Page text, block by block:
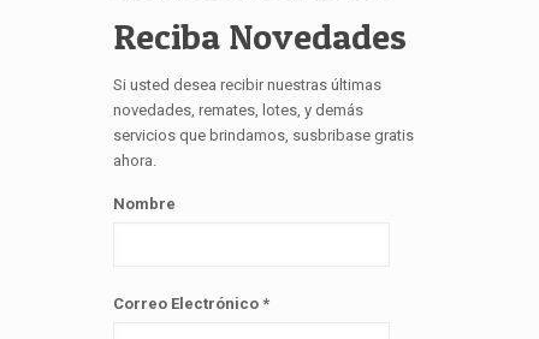
Reciba Novedades
Si usted desea recibir nuestras últimas
novedades, remates, lotes, y demás
servicios que brindamos, susbribase gratis
ahora.
Nombre
Correo Electrónico *